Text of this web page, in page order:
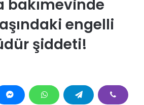
bakımevinde
engelli
şiddeti!